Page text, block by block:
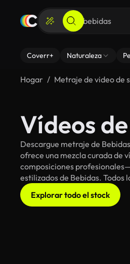
Coverr+ Naturaleza
Hogar Metraje de video de
Vídeos
Descargue metraje de
ofrece una mezcla curada de
composiciones
estilizados de Bebidas.
Explorar todo el stock